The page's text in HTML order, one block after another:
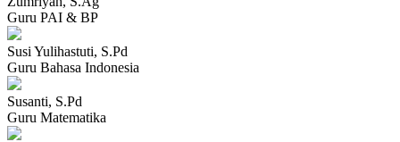
Guru PAI & BP
Susi Yulihastuti, S.Pd
Guru Bahasa Indonesia
Susanti, S.Pd
Guru Matematika